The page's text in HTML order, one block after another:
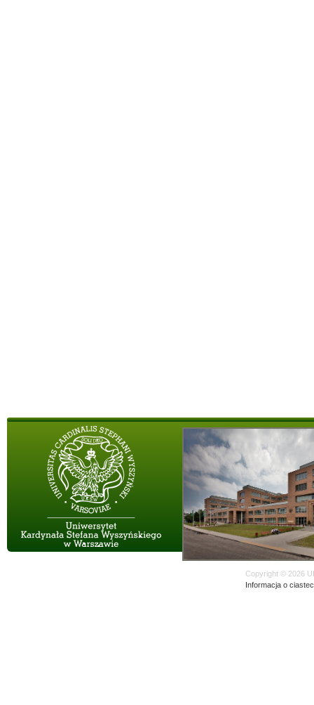
Copyright © 2026
Informacja o